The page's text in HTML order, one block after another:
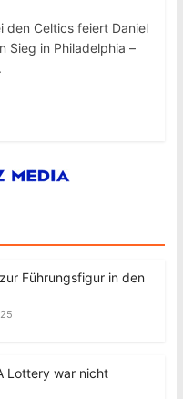
den Celtics feiert Daniel
Sieg in Philadelphia –
Führungsfigur in den
Lottery war nicht